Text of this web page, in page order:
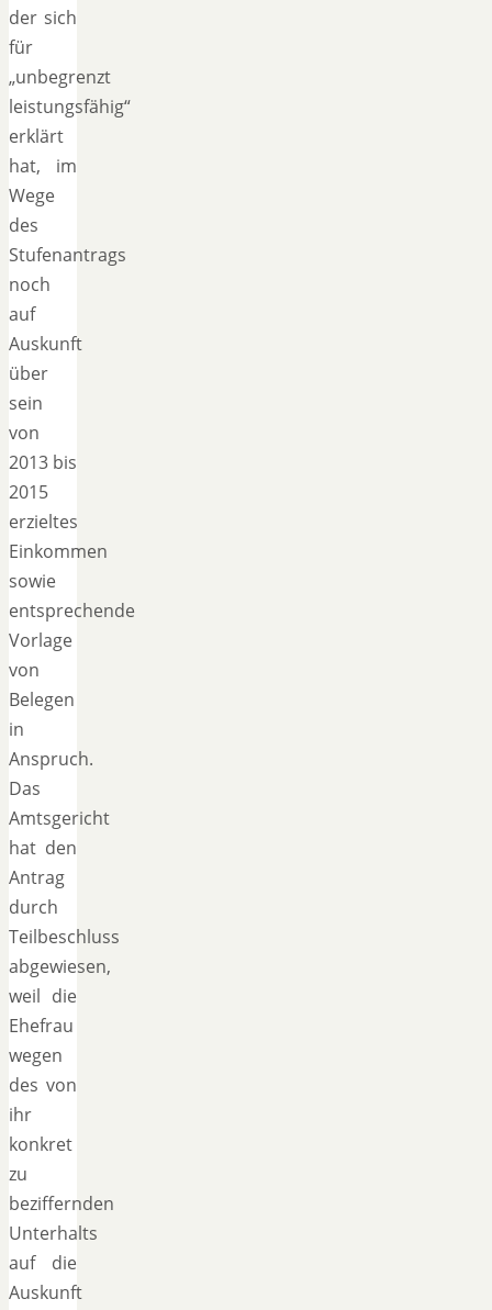
der sich
für
„unbegrenzt
leistungsfähig“
erklärt
hat, im
Wege
des
Stufenantrags
noch
auf
Auskunft
über
sein
von
2013 bis
2015
erzieltes
Einkommen
sowie
entsprechende
Vorlage
von
Belegen
in
Anspruch.
Das
Amtsgericht
hat den
Antrag
durch
Teilbeschluss
abgewiesen,
weil die
Ehefrau
wegen
des von
ihr
konkret
zu
beziffernden
Unterhalts
auf die
Auskunft